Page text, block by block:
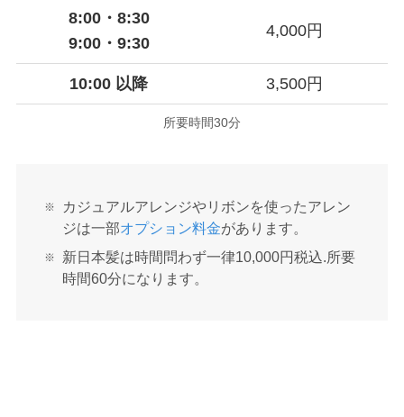
8:00・8:30
9:00・9:30
4,000円
10:00 以降 3,500円
所要時間30分
カジュアルアレンジやリボンを使ったアレン
ジは一部オプション料金があります。
新日本髪は時間問わず一律10,000円税込.所要
時間60分になります。